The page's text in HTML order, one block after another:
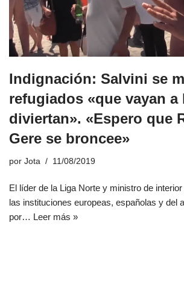
Indignación: Salvini se
refugiados «que vayan a
diviertan». «Espero que
Gere se broncee»
por Jota 11/08/2019
El líder de la Liga Norte y ministro de
las instituciones europeas, españolas y del
por… Leer más »